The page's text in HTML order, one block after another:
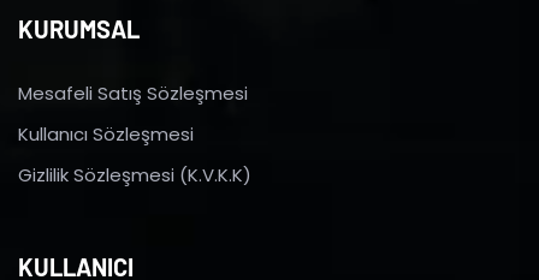
KURUMSAL
Mesafeli Satış Sözleşmesi
Kullanıcı Sözleşmesi
Gizlilik Sözleşmesi (K.V.K.K)
KULLANICI